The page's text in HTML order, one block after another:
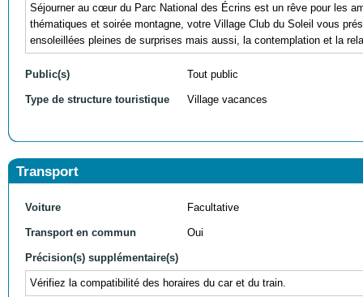
Séjourner au cœur du Parc National des Écrins est un rêve pour les
thématiques et soirée montagne, votre Village Club du Soleil vous
ensoleillées pleines de surprises mais aussi, la contemplation et la
Public(s) Tout public
Type de structure touristique Village vacances
Transport
Voiture Facultative
Transport en commun Oui
Précision(s) supplémentaire(s)
Vérifiez la compatibilité des horaires du car et du train.